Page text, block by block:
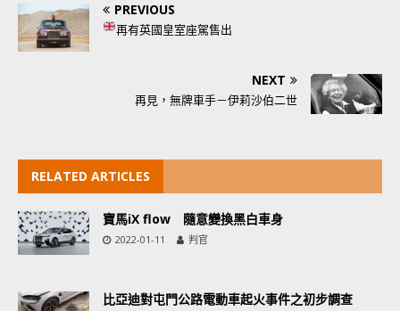
PREVIOUS
再有英國皇室座駕售出
NEXT
再見，無牌車手－伊莉沙伯二世
RELATED ARTICLES
寶馬iX flow 隨意變換黑白車身
2022-01-11 判官
比亞迪對屯門公路電動車起火事件之初步調查